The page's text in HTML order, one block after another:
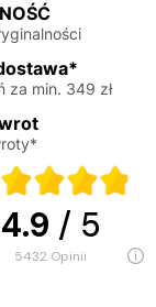
za min. 349 zł
4.9 / 5
5432 opinii